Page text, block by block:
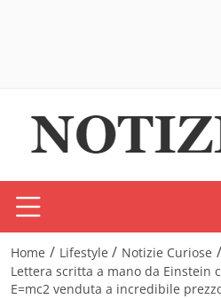
Home / Lifestyle / Notizie Curiose /
Lettera scritta a mano da Einstein
E=mc2 venduta a incredibile